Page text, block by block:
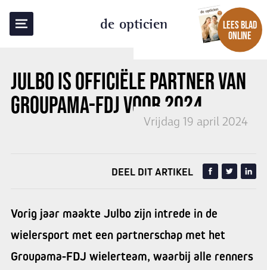
de opticien
LEES BLAD
ONLINE
JULBOIS OFFICIËLE PARTNER VAN
GROUPAMA-FDJ VOOR 2024
Vrijdag 19 april 2024
TERUG NAAR OVERZICHT
DEEL DIT ARTIKEL
Vorig jaar maakte Julbo zijn intrede in de
wielersport met een partnerschap met het
Groupama-FDJ wielerteam, waarbij alle renners